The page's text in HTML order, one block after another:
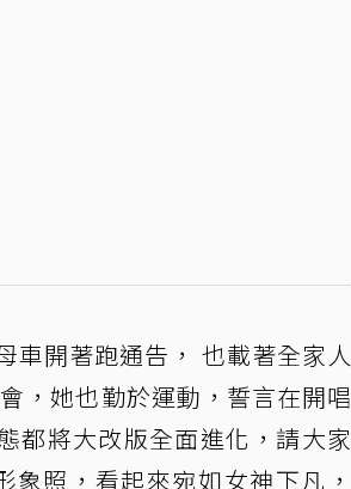
車開著跑通告， 也載著全家人
，她也勤於運動，誓言在開唱
都將大改版全面進化，請大家
象照，看起來宛如女神下凡，